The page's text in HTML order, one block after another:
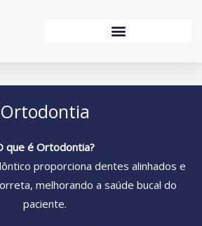
Ortodontia
que é Ortodontia?
proporciona dentes alinhados e
melhorando a saúde bucal do
paciente.